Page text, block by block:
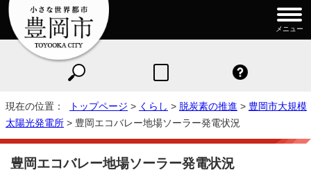
メニュー
現在の位置： トップページ > くらし > 脱炭素の推進 > 豊岡市大規模
太陽光発電所 > 豊岡エコバレー地場ソーラー発電状況
豊岡エコバレー地場ソーラー発電状況